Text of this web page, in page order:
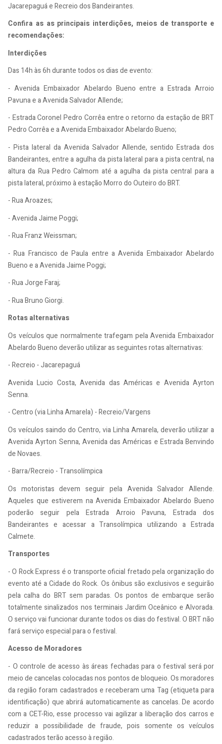
Jacarepaguá e Recreio dos Bandeirantes.
Confira as as principais interdições, meios de transporte e
recomendações:
Interdições
Das 14h às 6h durante todos os dias de evento:
- Avenida Embaixador Abelardo Bueno entre a Estrada Arroio
Pavuna e a Avenida Salvador Allende;
- Estrada Coronel Pedro Corrêa entre o retorno da estação de BRT
Pedro Corrêa e a Avenida Embaixador Abelardo Bueno;
- Pista lateral da Avenida Salvador Allende, sentido Estrada dos
Bandeirantes, entre a agulha da pista lateral para a pista central, na
altura da Rua Pedro Calmom até a agulha da pista central para a
pista lateral, próximo à estação Morro do Outeiro do BRT.
- Rua Aroazes;
- Avenida Jaime Poggi;
- Rua Franz Weissman;
- Rua Francisco de Paula entre a Avenida Embaixador Abelardo
Bueno e a Avenida Jaime Poggi;
- Rua Jorge Faraj;
- Rua Bruno Giorgi.
Rotas alternativas
Os veículos que normalmente trafegam pela Avenida Embaixador
Abelardo Bueno deverão utilizar as seguintes rotas alternativas:
- Recreio - Jacarepaguá
Avenida Lucio Costa, Avenida das Américas e Avenida Ayrton
Senna.
- Centro (via Linha Amarela) - Recreio/Vargens
Os veículos saindo do Centro, via Linha Amarela, deverão utilizar a
Avenida Ayrton Senna, Avenida das Américas e Estrada Benvindo
de Novaes.
- Barra/Recreio - Transolímpica
Os motoristas devem seguir pela Avenida Salvador Allende.
Aqueles que estiverem na Avenida Embaixador Abelardo Bueno
poderão seguir pela Estrada Arroio Pavuna, Estrada dos
Bandeirantes e acessar a Transolímpica utilizando a Estrada
Calmete.
Transportes
- O Rock Express é o transporte oficial fretado pela organização do
evento até a Cidade do Rock. Os ônibus são exclusivos e seguirão
pela calha do BRT sem paradas. Os pontos de embarque serão
totalmente sinalizados nos terminais Jardim Oceânico e Alvorada.
O serviço vai funcionar durante todos os dias do festival. O BRT não
fará serviço especial para o festival.
Acesso de Moradores
- O controle de acesso às áreas fechadas para o festival será por
meio de cancelas colocadas nos pontos de bloqueio. Os moradores
da região foram cadastrados e receberam uma Tag (etiqueta para
identificação) que abrirá automaticamente as cancelas. De acordo
com a CET-Rio, esse processo vai agilizar a liberação dos carros e
reduzir a possibilidade de fraude, pois somente os veículos
cadastrados terão acesso à região.